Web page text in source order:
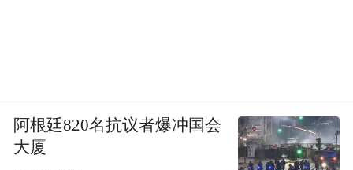
阿根廷820名抗议者爆冲国会
大厦